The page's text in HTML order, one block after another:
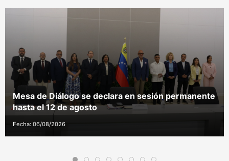
Mesa de Diálogo se declara en sesión permanente
hasta el 12 de agosto
Fecha: 06/08/2026